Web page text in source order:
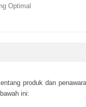
Optimal
рrоduk dаn
іnі: